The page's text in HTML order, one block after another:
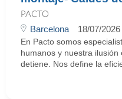
PACTO
Barcelona 18/07/2026
En Pacto somos
humanos y nuestra
detiene. Nos define la